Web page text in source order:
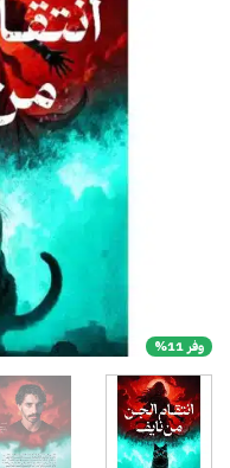
وفر 11%